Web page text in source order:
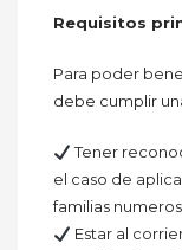
Requisitos
Para poder
debe cumplir
Tener
el caso de
familias
Estar al